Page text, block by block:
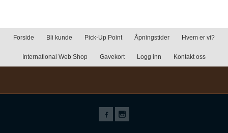
Forside Bli kunde Pick-Up Point Åpningstider Hvem er vi?
International Web Shop Gavekort Logg inn Kontakt oss